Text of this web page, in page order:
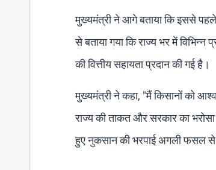
मुख्यमंत्री ने आगे बताया कि इससे
से बताया गया कि राज्य भर में
की वित्तीय सहायता प्रदान की गई है।
मुख्यमंत्री ने कहा, "मैं किसानों को
राज्य की ताकत और सरकार का
हुए नुकसान की भरपाई अगली फसल से